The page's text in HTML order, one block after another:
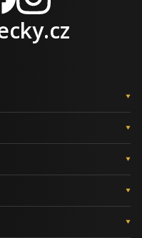
Instagram